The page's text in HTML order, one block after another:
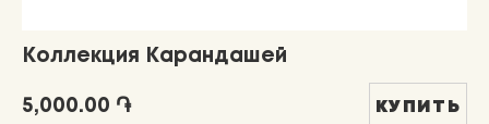
Коллекция Карандашей
5,000.00 ֏ КУПИТЬ